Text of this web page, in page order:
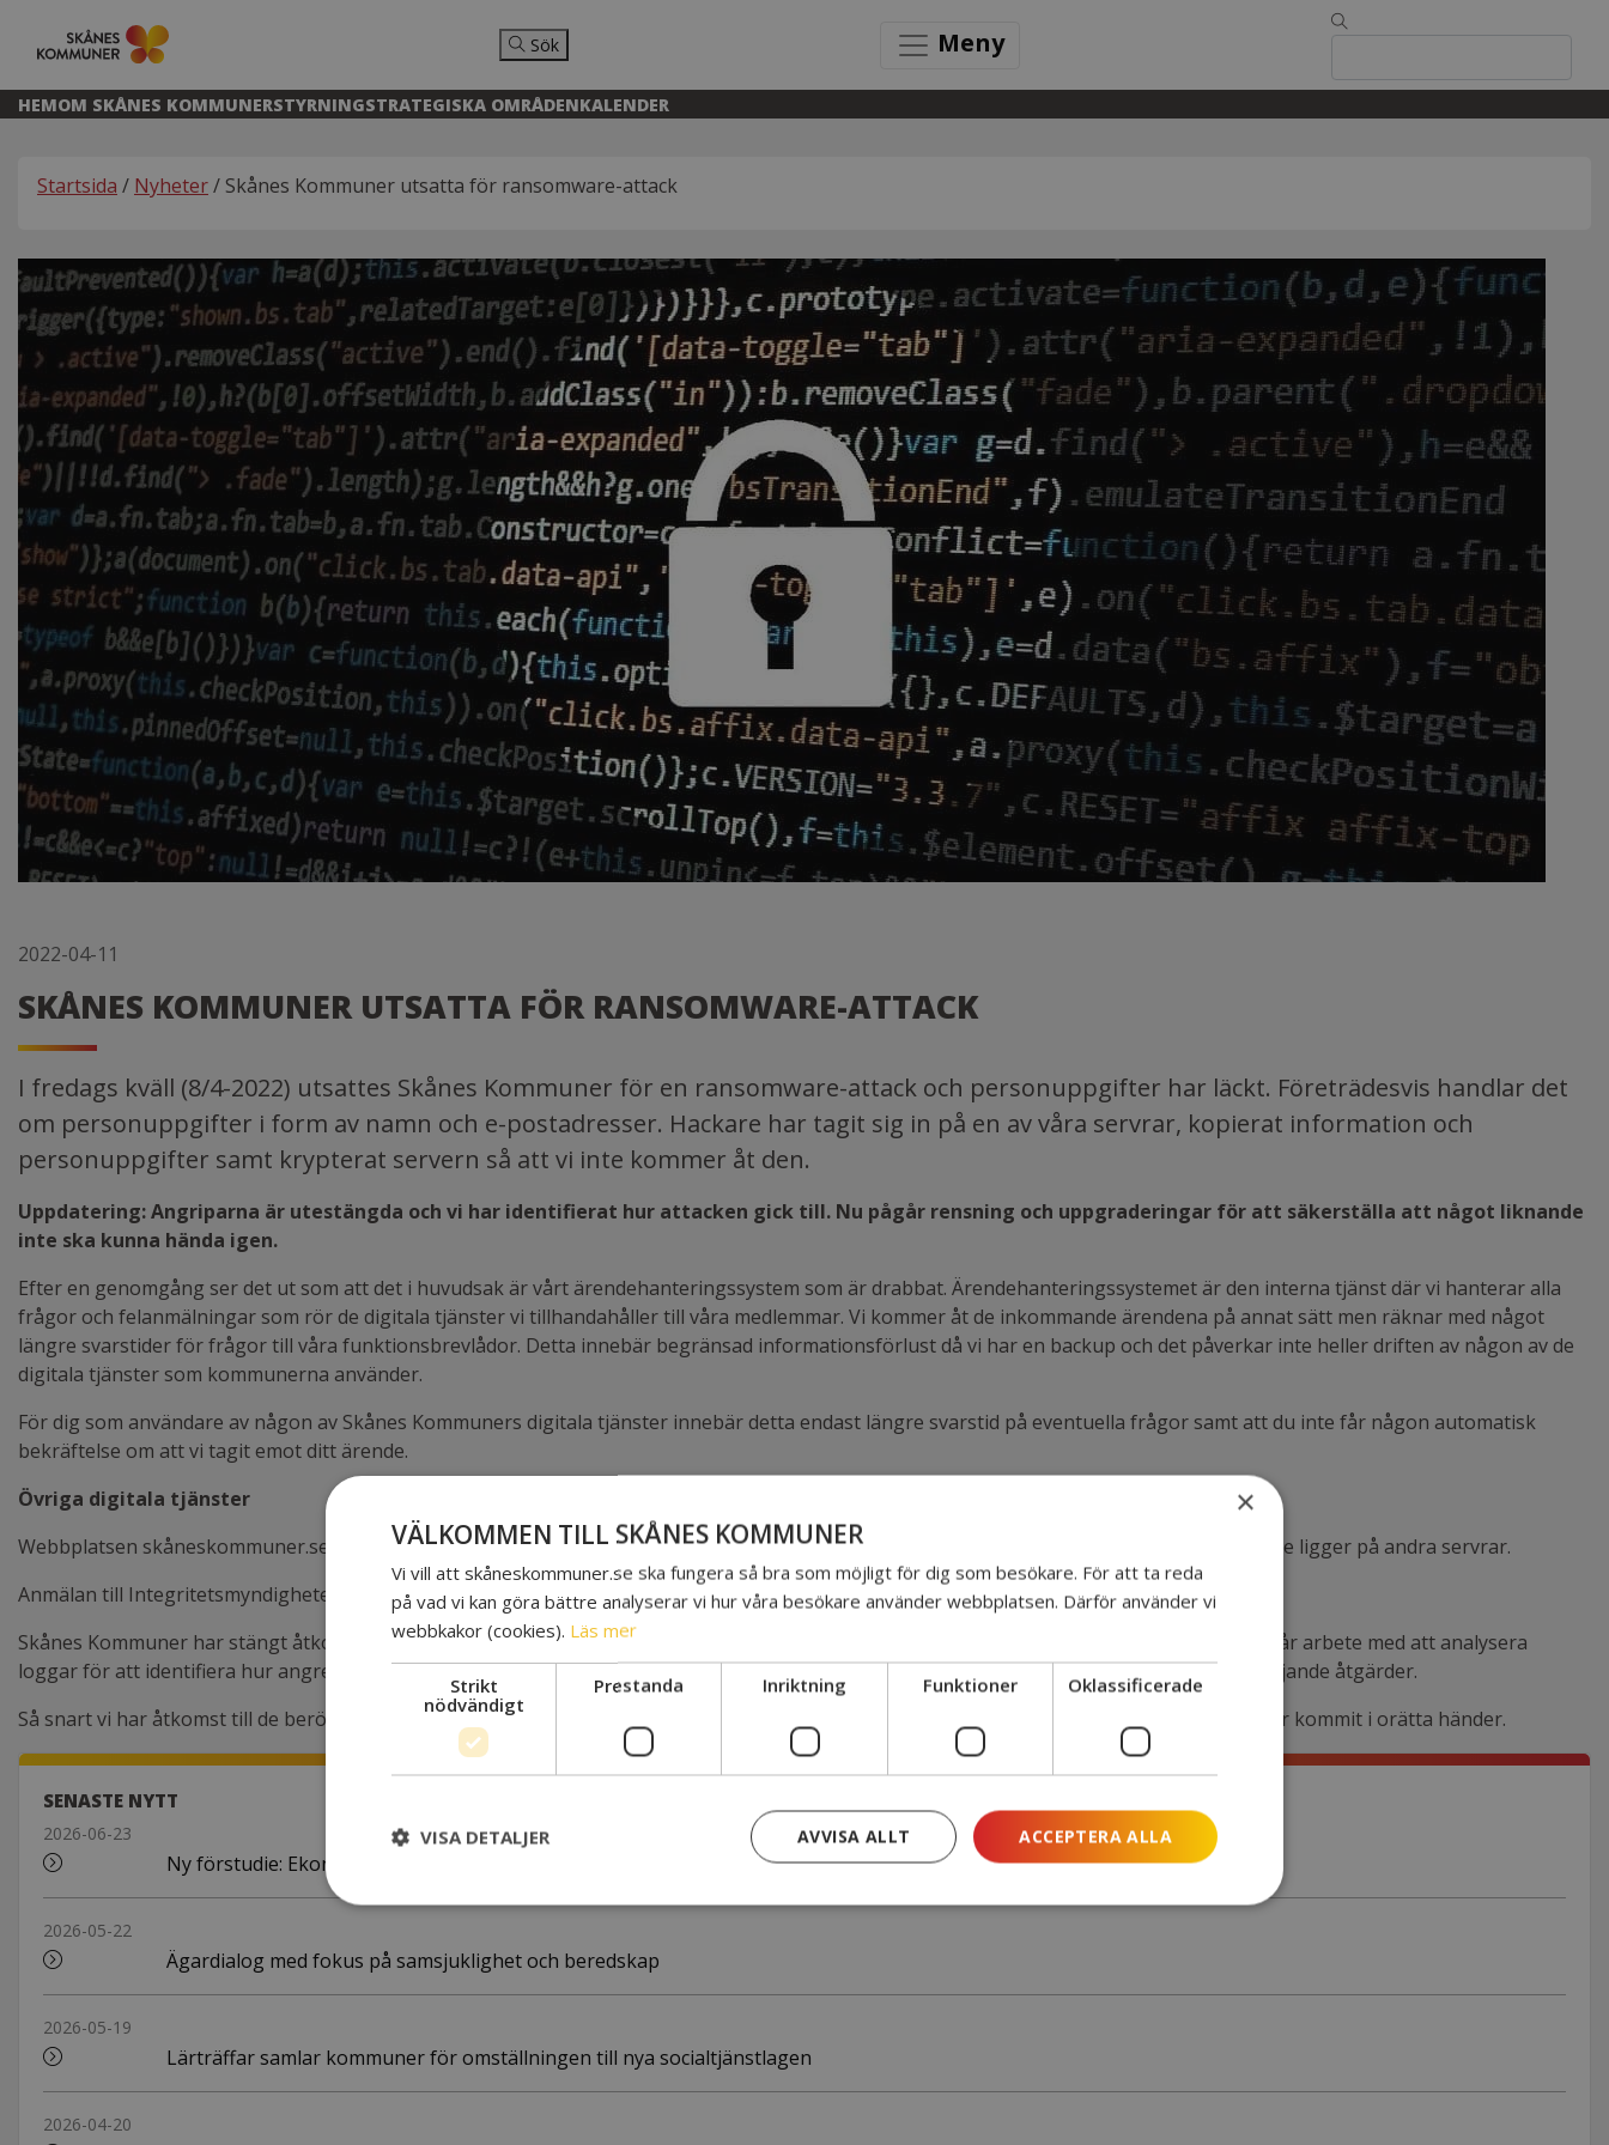
Sök Meny
HEMOM SKÅNES KOMMUNERSTYRNINGSTRATEGISKA OMRÅDENKALENDER
Startsida / Nyheter/ Skånes Kommuner utsatta för ransomware-attack
2022-04-11
SKÅNES KOMMUNER UTSATTA FÖR RANSOMWARE-ATTACK
I fredags kväll (8/4-2022) utsattes Skånes Kommuner för en ransomware-attack och personuppgifter har läckt. Företrädesvis handlar det
om personuppgifter i form av namn och e-postadresser. Hackare har tagit sig in på en av våra servrar, kopierat information och
personuppgifter samt krypterat servern så att vi inte kommer åt den.
Uppdatering: Angriparna är utestängda och vi har identifierat hur attacken gick till. Nu pågår rensning och uppgraderingar för att säkerställa att något liknande
inte ska kunna hända igen.
Efter en genomgång ser det ut som att det i huvudsak är vårt ärendehanteringssystem som är drabbat. Ärendehanteringssystemet är den interna tjänst där vi hanterar alla
frågor och felanmälningar som rör de digitala tjänster vi tillhandahåller till våra medlemmar. Vi kommer åt de inkommande ärendena på annat sätt men räknar med något
längre svarstider för frågor till våra funktionsbrevlådor. Detta innebär begränsad informationsförlust då vi har en backup och det påverkar inte heller driften av någon av de
digitala tjänster som kommunerna använder.
För dig som användare av någon av Skånes Kommuners digitala tjänster innebär detta endast längre svarstid på eventuella frågor samt att du inte får någon automatisk
bekräftelse om att vi tagit emot ditt ärende.
Övriga digitala tjänster
Webbplatsen skåneskommuner.se, intranät, e-post, Teams, lösenord, filer, ekonomisystem och personalsystem ska inte vara påverkade då de ligger på andra servrar.
Anmälan till Integritetsmyndigheten gällande läckan av personuppgifter och Polismyndigheten är gjord.
Skånes Kommuner har stängt åtkomsten till berörda tjänster och håller på att återställa till senaste icke-infekterade backuper. Parallellt pågår arbete med att analysera
loggar för att identifiera hur angreppet genomförts och hur vi bäst säkrar oss framöver. Givetvis arbetar vi även med generella säkerhetshöjande åtgärder.
Så snart vi har åtkomst till de berörda tjänsterna kommer vi att försöka identifiera och informera berörda personer vars personuppgifter har kommit i orätta händer.
SENASTE NYTT
2026-06-23
Ny förstudie: Ekonomiskt bistånd en del av Yrkesresan?
2026-05-22
Ägardialog med fokus på samsjuklighet och beredskap
2026-05-19
Lärträffar samlar kommuner för omställningen till nya socialtjänstlagen
2026-04-20
×
VÄLKOMMEN TILL SKÅNES KOMMUNER
Vi vill att skåneskommuner.se ska fungera så bra som möjligt för dig som besökare. För att ta reda
på vad vi kan göra bättre analyserar vi hur våra besökare använder webbplatsen. Därför använder vi
webbkakor (cookies). Läs mer
Strikt
nödvändigt
Prestanda Inriktning Funktioner Oklassificerade
ACCEPTERA ALLA
AVVISA ALLT
VISA DETALJER